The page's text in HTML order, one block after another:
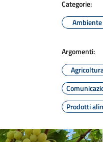
Categorie:
Ambiente
Argomenti:
Prodotti